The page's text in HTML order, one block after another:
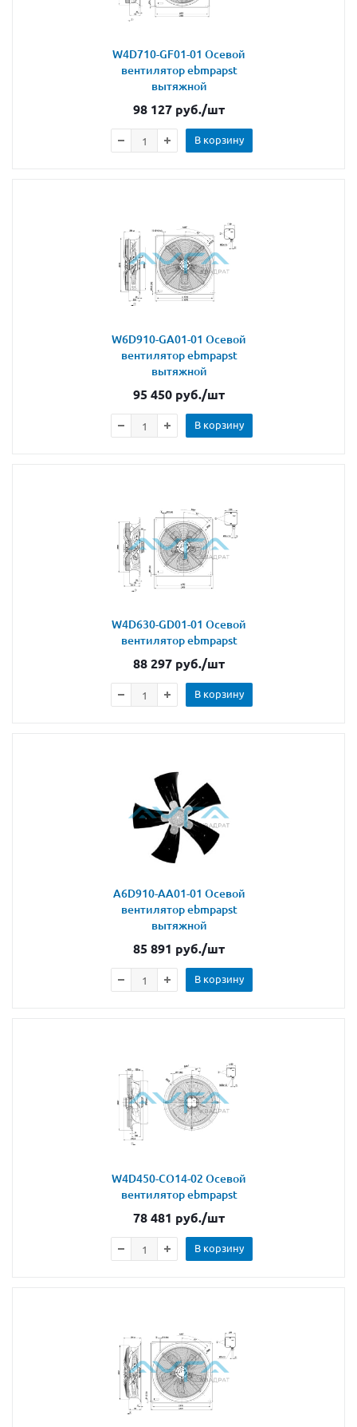
W4D710-GF01-01 Осевой
вентилятор ebmpapst
вытяжной
98 127 руб./шт
В корзину
W6D910-GA01-01 Осевой
вентилятор ebmpapst
вытяжной
95 450 руб./шт
В корзину
W4D630-GD01-01 Осевой
вентилятор ebmpapst
88 297 руб./шт
В корзину
A6D910-AA01-01 Осевой
вентилятор ebmpapst
вытяжной
85 891 руб./шт
В корзину
W4D450-CO14-02 Осевой
вентилятор ebmpapst
78 481 руб./шт
В корзину